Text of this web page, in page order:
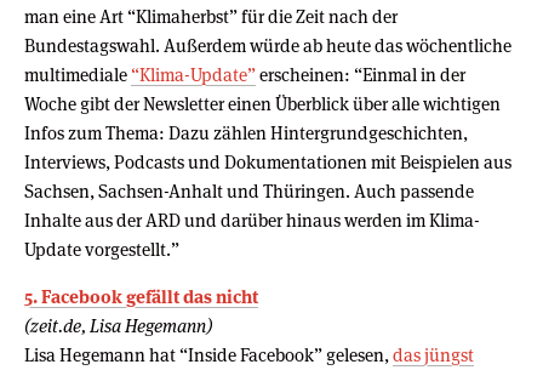
man eine Art “Klimaherbst” für die Zeit nach der
Bundestagswahl. Außerdem würde ab heute das wöchentliche
multimediale “Klima-Update”erscheinen: “Einmal in der
Woche gibt der Newsletter einen Überblick über alle wichtigen
Infos zum Thema: Dazu zählen Hintergrundgeschichten,
Interviews, Podcasts und Dokumentationen mit Beispielen aus
Sachsen, Sachsen-Anhalt und Thüringen. Auch passende
Inhalte aus der ARD und darüber hinaus werden im Klima-
Update vorgestellt.”
5. Facebook gefällt das nicht
(zeit.de, Lisa Hegemann)
Lisa Hegemann hat “Inside Facebook” gelesen, das jüngst